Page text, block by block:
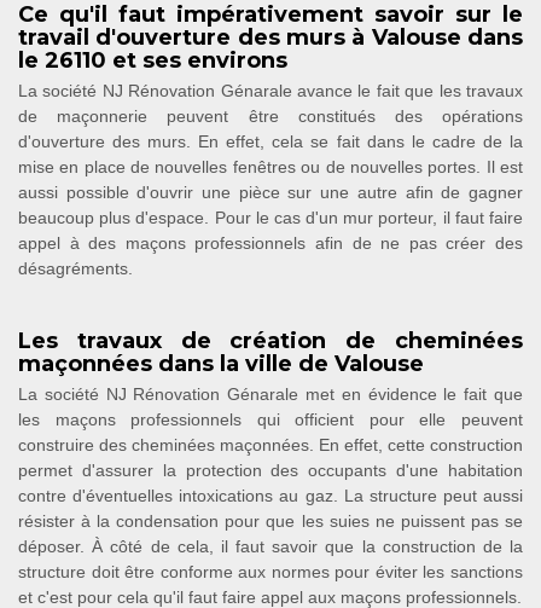
Ce qu'il faut impérativement savoir sur le
travail d'ouverture des murs à Valouse dans
le 26110 et ses environs
La société NJ Rénovation Génarale avance le fait que les travaux
de maçonnerie peuvent être constitués des opérations
d'ouverture des murs. En effet, cela se fait dans le cadre de la
mise en place de nouvelles fenêtres ou de nouvelles portes. Il est
aussi possible d'ouvrir une pièce sur une autre afin de gagner
beaucoup plus d'espace. Pour le cas d'un mur porteur, il faut faire
appel à des maçons professionnels afin de ne pas créer des
désagréments.
Les travaux de création de cheminées
maçonnées dans la ville de Valouse
La société NJ Rénovation Génarale met en évidence le fait que
les maçons professionnels qui officient pour elle peuvent
construire des cheminées maçonnées. En effet, cette construction
permet d'assurer la protection des occupants d'une habitation
contre d'éventuelles intoxications au gaz. La structure peut aussi
résister à la condensation pour que les suies ne puissent pas se
déposer. À côté de cela, il faut savoir que la construction de la
structure doit être conforme aux normes pour éviter les sanctions
et c'est pour cela qu'il faut faire appel aux maçons professionnels.